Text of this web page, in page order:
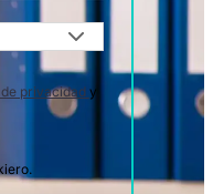
privacidad y